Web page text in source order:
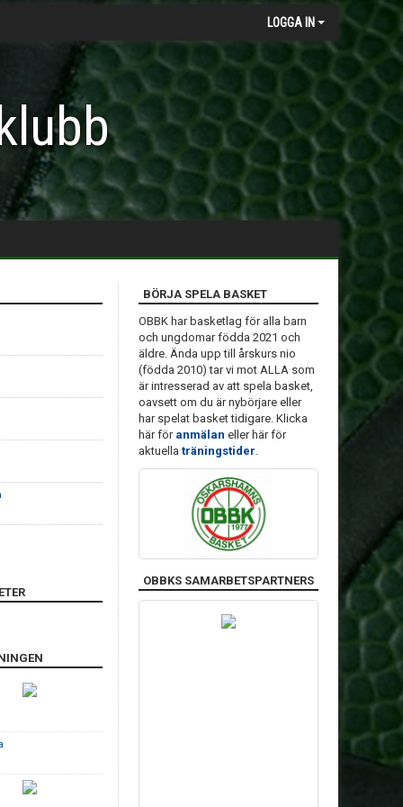
LOGGA IN
BÖRJA SPELA BASKET
OBBK har basketlag för alla barn
och ungdomar födda 2021 och
äldre. Ända upp till årskurs nio
(födda 2010) tar vi mot ALLA som
är intresserad av att spela basket,
oavsett om du är nybörjare eller
har spelat basket tidigare. Klicka
här för anmälan eller här för
aktuella träningstider.
OBBKS SAMARBETSPARTNERS